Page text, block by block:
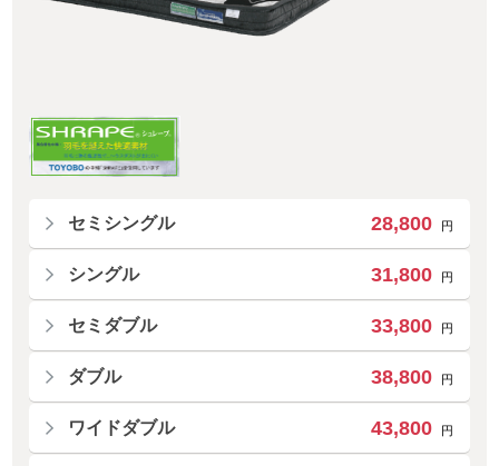
セミシングル 28,800 円
シングル 31,800 円
セミダブル 33,800 円
ダブル 38,800 円
ワイドダブル 43,800 円